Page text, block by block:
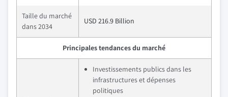
Taille du marché
dans 2034
USD 216.9 Billion
Principales tendances du marché
Investissements publics dans les
infrastructures et dépenses
politiques